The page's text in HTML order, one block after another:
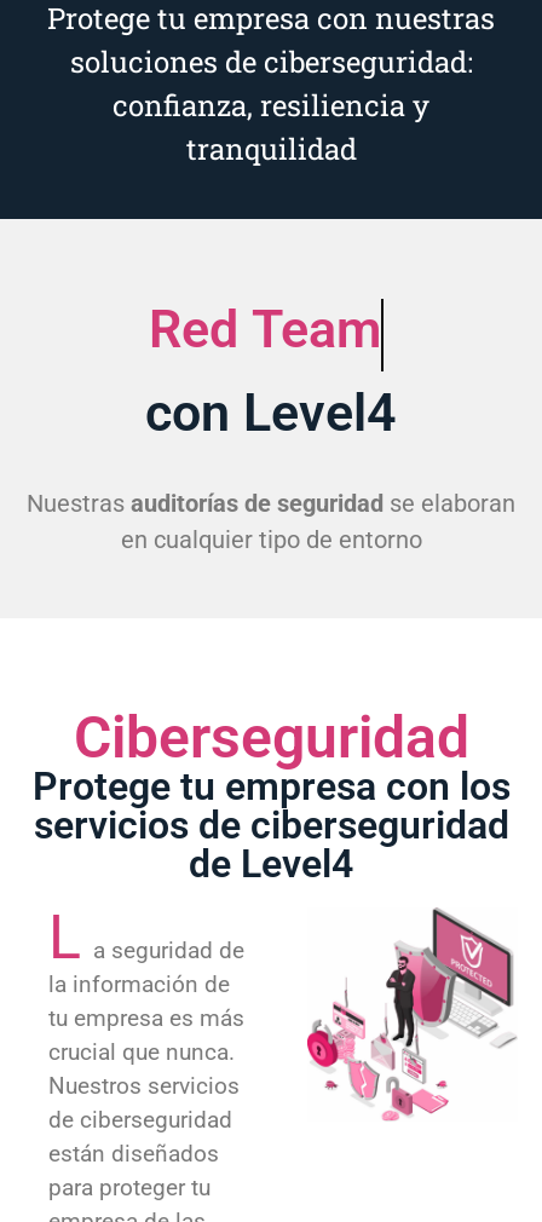
Protege tu empresa con nuestras
soluciones de ciberseguridad:
confianza, resiliencia y
tranquilidad
Pentesting
con Level4
auditorías de seguridadse elaboran
Protege tu empresa con los
servicios de ciberseguridad
de Level4
L
a seguridad de
tu empresa es más
crucial que nunca.
Nuestros servicios
de ciberseguridad
están diseñados
para proteger tu
empresa de las
avanzadas y